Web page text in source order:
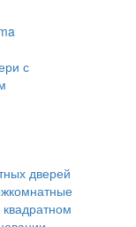
с
дверей